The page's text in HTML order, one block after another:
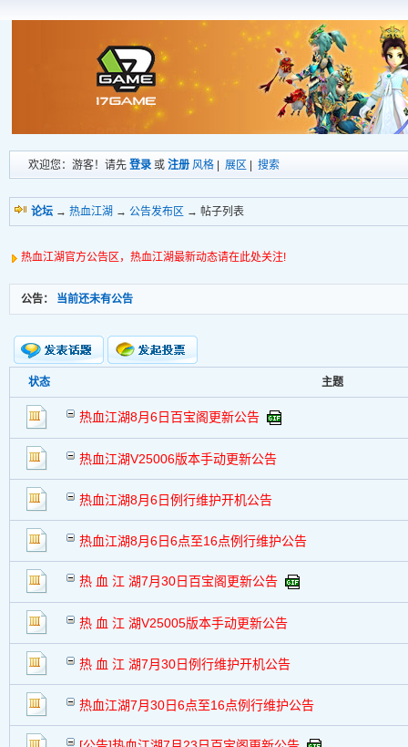
欢迎您：游客！请先 登录 或 注册 风格 展区 搜索
论坛 → 热血江湖 → 公告发布区 → 帖子列表
热血江湖官方公告区，热血江湖最新动态请在此处关注!
公告： 当前还未有公告
新的主题
新小字报
状态 主题
热血江湖8月6日百宝阁更新公告
热血江湖V25006版本手动更新公告
热血江湖8月6日例行维护开机公告
热血江湖8月6日6点至16点例行维护公告
热 血 江 湖7月30日百宝阁更新公告
热 血 江 湖V25005版本手动更新公告
热 血 江 湖7月30日例行维护开机公告
热血江湖7月30日6点至16点例行维护公告